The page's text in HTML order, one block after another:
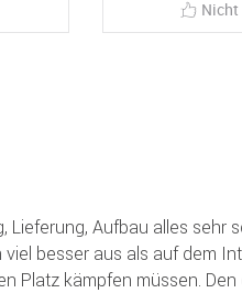
Lieferung, Aufbau alles sehr
viel besser aus als auf dem
Platz kämpfen müssen.